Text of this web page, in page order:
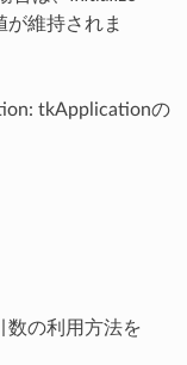
維持されま
tkApplicationの
数の利用方法を